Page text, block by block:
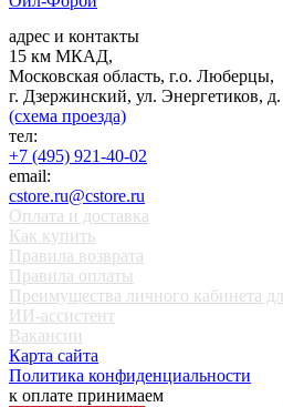
адрес и контакты
15 км МКАД,
Московская область, г.о. Люберцы,
г. Дзержинский, ул. Энергетиков,
(схема проезда)
тел:
+7 (495) 921-40-02
email:
cstore.ru@cstore.ru
Оплата и доставка
Как купить
Правила возврата
Правила оплаты
Преимущества личного кабинета
ИИ-ассистент
Вакансии
Карта сайта
Политика конфиденциальности
к оплате принимаем